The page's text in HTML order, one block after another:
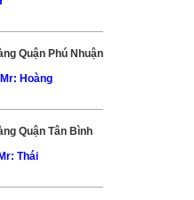
Quận Phú Nhuận
Mr: Hoàng
Quận Tân Bình
Thái